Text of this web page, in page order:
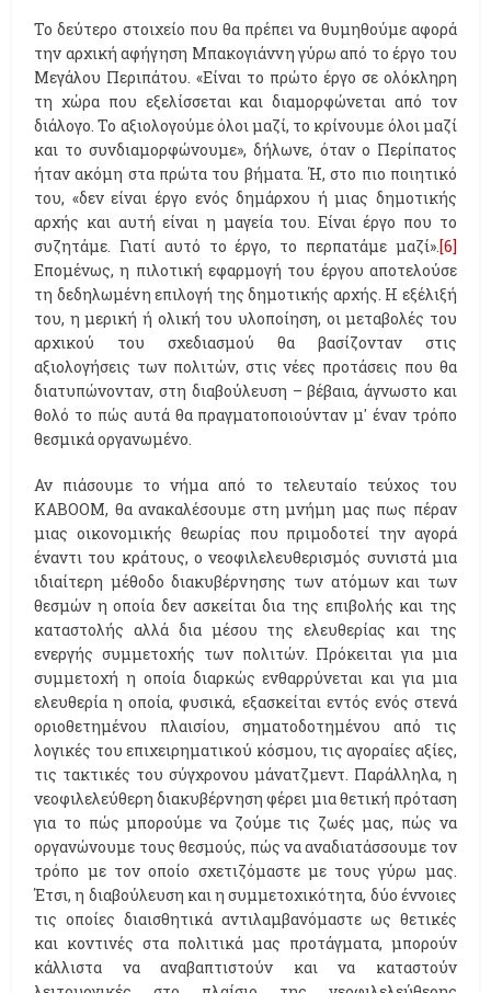
Το δεύτερο στοιχείο που θα πρέπει να θυμηθούμε αφορά
την αρχική αφήγηση Μπακογιάννη γύρω από το έργο του
Μεγάλου Περιπάτου. «Είναι το πρώτο έργο σε ολόκληρη
τη χώρα που εξελίσσεται και διαμορφώνεται από τον
διάλογο. Το αξιολογούμε όλοι μαζί, το κρίνουμε όλοι μαζί
και το συνδιαμορφώνουμε», δήλωνε, όταν ο Περίπατος
ήταν ακόμη στα πρώτα του βήματα. Ή, στο πιο ποιητικό
του, «δεν είναι έργο ενός δημάρχου ή μιας δημοτικής
αρχής και αυτή είναι η μαγεία του. Είναι έργο που το
συζητάμε. Γιατί αυτό το έργο, το περπατάμε μαζί».[6]
Επομένως, η πιλοτική εφαρμογή του έργου αποτελούσε
τη δεδηλωμένη επιλογή της δημοτικής αρχής. Η εξέλιξή
του, η μερική ή ολική του υλοποίηση, οι μεταβολές του
αρχικού του σχεδιασμού θα βασίζονταν στις
αξιολογήσεις των πολιτών, στις νέες προτάσεις που θα
διατυπώνονταν, στη διαβούλευση – βέβαια, άγνωστο και
θολό το πώς αυτά θα πραγματοποιούνταν μ' έναν τρόπο
θεσμικά οργανωμένο.
Αν πιάσουμε το νήμα από το τελευταίο τεύχος του
KABOOM, θα ανακαλέσουμε στη μνήμη μας πως πέραν
μιας οικονομικής θεωρίας που πριμοδοτεί την αγορά
έναντι του κράτους, ο νεοφιλελευθερισμός συνιστά μια
ιδιαίτερη μέθοδο διακυβέρνησης των ατόμων και των
θεσμών η οποία δεν ασκείται δια της επιβολής και της
καταστολής αλλά δια μέσου της ελευθερίας και της
ενεργής συμμετοχής των πολιτών. Πρόκειται για μια
συμμετοχή η οποία διαρκώς ενθαρρύνεται και για μια
ελευθερία η οποία, φυσικά, εξασκείται εντός ενός στενά
οριοθετημένου πλαισίου, σηματοδοτημένου από τις
λογικές του επιχειρηματικού κόσμου, τις αγοραίες αξίες,
τις τακτικές του σύγχρονου μάνατζμεντ. Παράλληλα, η
νεοφιλελεύθερη διακυβέρνηση φέρει μια θετική πρόταση
για το πώς μπορούμε να ζούμε τις ζωές μας, πώς να
οργανώνουμε τους θεσμούς, πώς να αναδιατάσσουμε τον
τρόπο με τον οποίο σχετιζόμαστε με τους γύρω μας.
Έτσι, η διαβούλευση και η συμμετοχικότητα, δύο έννοιες
τις οποίες διαισθητικά αντιλαμβανόμαστε ως θετικές
και κοντινές στα πολιτικά μας προτάγματα, μπορούν
κάλλιστα να αναβαπτιστούν και να καταστούν